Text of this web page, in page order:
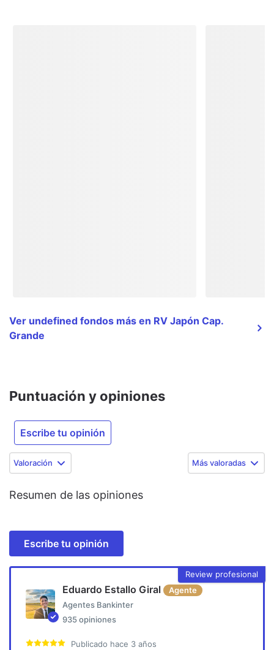
Ver undefined fondos más en RV Japón Cap.
Grande
Puntuación y opiniones
Escribe tu opinión
Valoración Más valoradas
Resumen de las opiniones
Escribe tu opinión
Review profesional
Eduardo Estallo Giral
Agente
Agentes Bankinter
935 opiniones
Publicado hace 3 años